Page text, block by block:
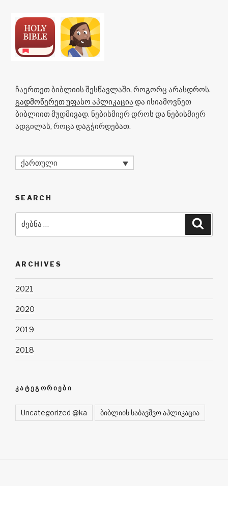
ჩაერთეთ ბიბლიის შესწავლაში, როგორც არასდროს.
გადმოწერეთ უფასო აპლიკაცია და ისიამოვნეთ
ბიბლიით მუდმივად. ნებისმიერ დროს და ნებისმიერ
ადგილას, როცა დაგჭირდებათ.
ქართული
SEARCH
ძებნა:
ARCHIVES
2021
2020
2019
2018
ᲙᲐᲢᲔᲒᲝᲠᲘᲔᲑᲘ
Uncategorized @ka ბიბლიის საბავშვო აპლიკაცია